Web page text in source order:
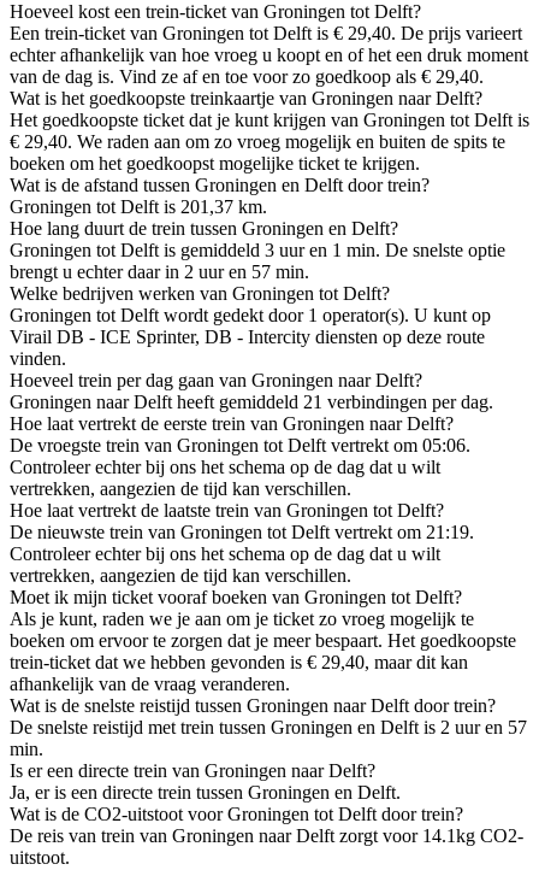
Hoeveel kost een trein-ticket van Groningen tot Delft?
Een trein-ticket van Groningen tot Delft is € 29,40. De prijs varieert
echter afhankelijk van hoe vroeg u koopt en of het een druk moment
van de dag is. Vind ze af en toe voor zo goedkoop als € 29,40.
Wat is het goedkoopste treinkaartje van Groningen naar Delft?
Het goedkoopste ticket dat je kunt krijgen van Groningen tot Delft is
€ 29,40. We raden aan om zo vroeg mogelijk en buiten de spits te
boeken om het goedkoopst mogelijke ticket te krijgen.
Wat is de afstand tussen Groningen en Delft door trein?
Groningen tot Delft is 201,37 km.
Hoe lang duurt de trein tussen Groningen en Delft?
Groningen tot Delft is gemiddeld 3 uur en 1 min. De snelste optie
brengt u echter daar in 2 uur en 57 min.
Welke bedrijven werken van Groningen tot Delft?
Groningen tot Delft wordt gedekt door 1 operator(s). U kunt op
Virail DB - ICE Sprinter, DB - Intercity diensten op deze route
vinden.
Hoeveel trein per dag gaan van Groningen naar Delft?
Groningen naar Delft heeft gemiddeld 21 verbindingen per dag.
Hoe laat vertrekt de eerste trein van Groningen naar Delft?
De vroegste trein van Groningen tot Delft vertrekt om 05:06.
Controleer echter bij ons het schema op de dag dat u wilt
vertrekken, aangezien de tijd kan verschillen.
Hoe laat vertrekt de laatste trein van Groningen tot Delft?
De nieuwste trein van Groningen tot Delft vertrekt om 21:19.
Controleer echter bij ons het schema op de dag dat u wilt
vertrekken, aangezien de tijd kan verschillen.
Moet ik mijn ticket vooraf boeken van Groningen tot Delft?
Als je kunt, raden we je aan om je ticket zo vroeg mogelijk te
boeken om ervoor te zorgen dat je meer bespaart. Het goedkoopste
trein-ticket dat we hebben gevonden is € 29,40, maar dit kan
afhankelijk van de vraag veranderen.
Wat is de snelste reistijd tussen Groningen naar Delft door trein?
De snelste reistijd met trein tussen Groningen en Delft is 2 uur en 57
min.
Is er een directe trein van Groningen naar Delft?
Ja, er is een directe trein tussen Groningen en Delft.
Wat is de CO2-uitstoot voor Groningen tot Delft door trein?
De reis van trein van Groningen naar Delft zorgt voor 14.1kg CO2-
uitstoot.